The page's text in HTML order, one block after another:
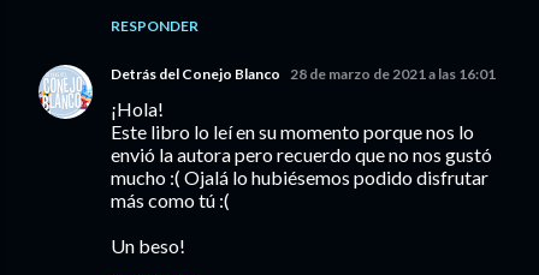
RESPONDER
Detrás del Conejo Blanco 28 de marzo de 2021 a las 16:01
¡Hola!
Este libro lo leí en su momento porque nos lo
envió la autora pero recuerdo que no nos gustó
mucho :( Ojalá lo hubiésemos podido disfrutar
más como tú :(
Un beso!